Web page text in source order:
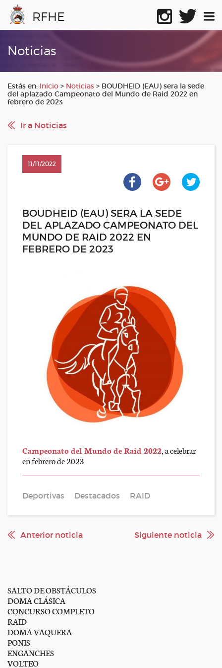
RFHE
Noticias
Estás en: Inicio > Noticias > BOUDHEID (EAU) sera la sede
del aplazado Campeonato del Mundo de Raid 2022 en
febrero de 2023
Ir a Noticias
11/11/2022
BOUDHEID (EAU) SERA LA SEDE
DEL APLAZADO CAMPEONATO DEL
MUNDO DE RAID 2022 EN
FEBRERO DE 2023
Campeonato del Mundo de Raid 2022, a celebrar
en febrero de 2023
Deportivas Destacados RAID
Anterior noticia Siguiente noticia
SALTO DE OBSTÁCULOS
DOMA CLÁSICA
CONCURSO COMPLETO
RAID
DOMA VAQUERA
PONIS
ENGANCHES
VOLTEO